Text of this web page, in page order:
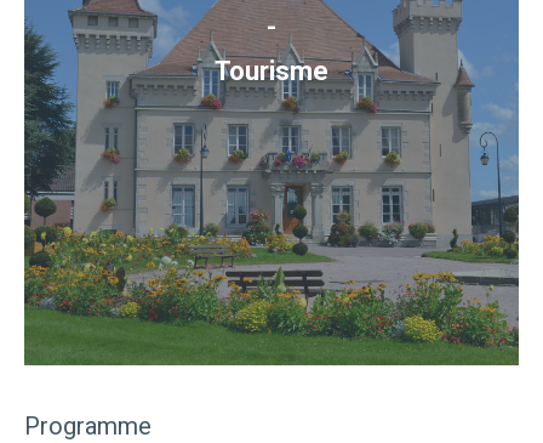
-
Tourisme
Programme